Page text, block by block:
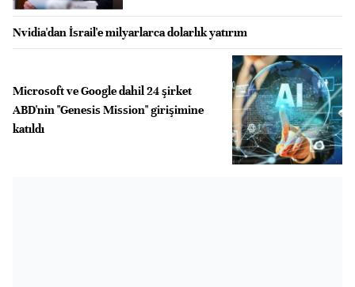
Nvidia'dan İsrail'e milyarlarca dolarlık yatırım
Microsoft ve Google dahil 24 şirket
ABD'nin "Genesis Mission" girişimine
katıldı